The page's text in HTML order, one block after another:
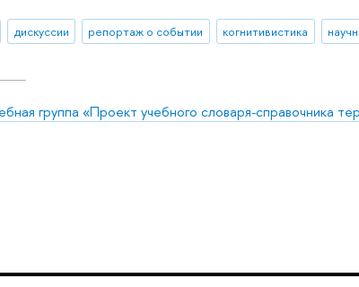
дискуссии репортаж о событии когнитивистика
группа «Проект учебного словаря-справочника